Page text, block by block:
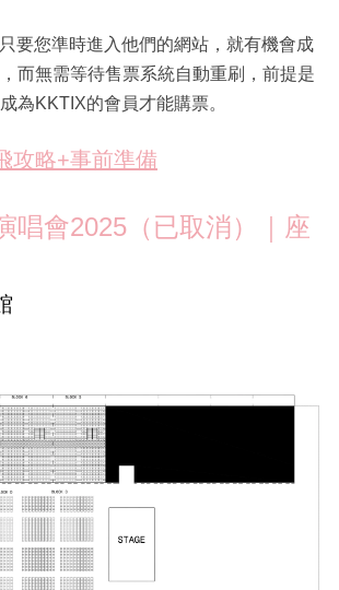
要您準時進入他們的網站，就有機會成
而無需等待售票系統自動重刷，前提是
為KKTIX的會員才能購票。
攻略+事前準備
唱會2025（已取消）｜座